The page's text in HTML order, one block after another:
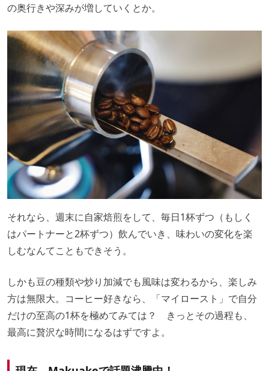
の奥行きや深みが増していくとか。
それなら、週末に自家焙煎をして、毎日1杯ずつ（もしく
はパートナーと2杯ずつ）飲んでいき、味わいの変化を楽
しむなんてこともできそう。
しかも豆の種類や炒り加減でも風味は変わるから、楽しみ
方は無限大。コーヒー好きなら、「マイロースト」で自分
だけの至高の1杯を極めてみては？ きっとその過程も、
最高に贅沢な時間になるはずですよ。